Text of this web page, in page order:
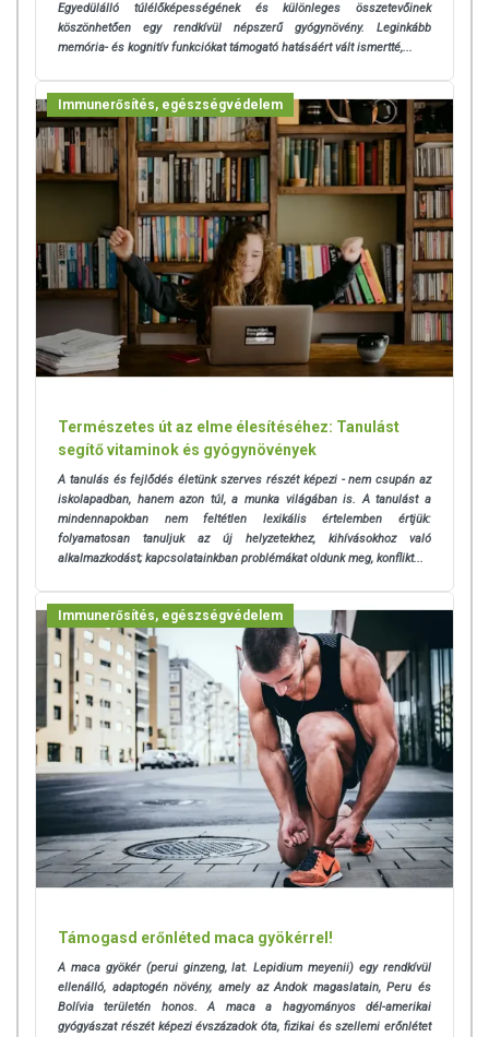
Egyedülálló túlélőképességének és különleges összetevőinek
köszönhetően egy rendkívül népszerű gyógynövény. Leginkább
memória- és kognitív funkciókat támogató hatásáért vált ismertté,...
Immunerősítés, egészségvédelem
Természetes út az elme élesítéséhez: Tanulást
segítő vitaminok és gyógynövények
A tanulás és fejlődés életünk szerves részét képezi - nem csupán az
iskolapadban, hanem azon túl, a munka világában is. A tanulást a
mindennapokban nem feltétlen lexikális értelemben értjük:
folyamatosan tanuljuk az új helyzetekhez, kihívásokhoz való
alkalmazkodást; kapcsolatainkban problémákat oldunk meg, konflikt...
Immunerősítés, egészségvédelem
Támogasd erőnléted maca gyökérrel!
A maca gyökér (perui ginzeng, lat. Lepidium meyenii) egy rendkívül
ellenálló, adaptogén növény, amely az Andok magaslatain, Peru és
Bolívia területén honos. A maca a hagyományos dél-amerikai
gyógyászat részét képezi évszázadok óta, fizikai és szellemi erőnlétet